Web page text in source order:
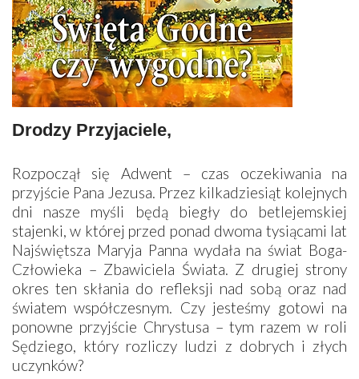
Drodzy Przyjaciele,
Rozpoczął się Adwent – czas oczekiwania na
przyjście Pana Jezusa. Przez kilkadziesiąt kolejnych
dni nasze myśli będą biegły do betlejemskiej
stajenki, w której przed ponad dwoma tysiącami lat
Najświętsza Maryja Panna wydała na świat Boga-
Człowieka – Zbawiciela Świata. Z drugiej strony
okres ten skłania do refleksji nad sobą oraz nad
światem współczesnym. Czy jesteśmy gotowi na
ponowne przyjście Chrystusa – tym razem w roli
Sędziego, który rozliczy ludzi z dobrych i złych
uczynków?